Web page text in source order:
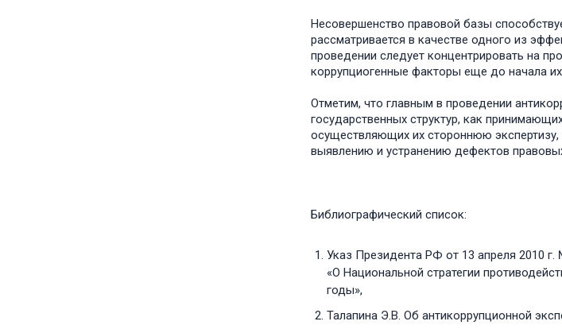
Несовершенство правовой базы
рассматривается в качестве одного из
проведении следует концентрировать на
коррупциогенные факторы еще до начала
Отметим, что главным в проведении
государственных структур, как
осуществляющих их стороннюю
выявлению и устранению дефектов
Библиографический список:
Указ Президента РФ от 13 апреля 2010 г.
«О Национальной стратегии
годы»,
Талапина Э.В. Об антикоррупционной